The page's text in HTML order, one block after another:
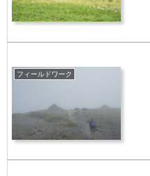
フィールドワーク